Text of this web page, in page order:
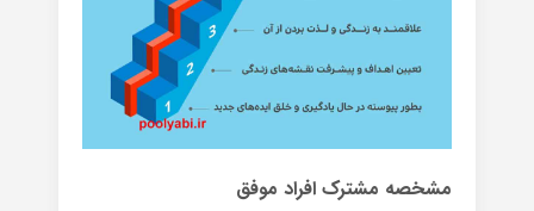
مشخصه مشترک افراد موفق